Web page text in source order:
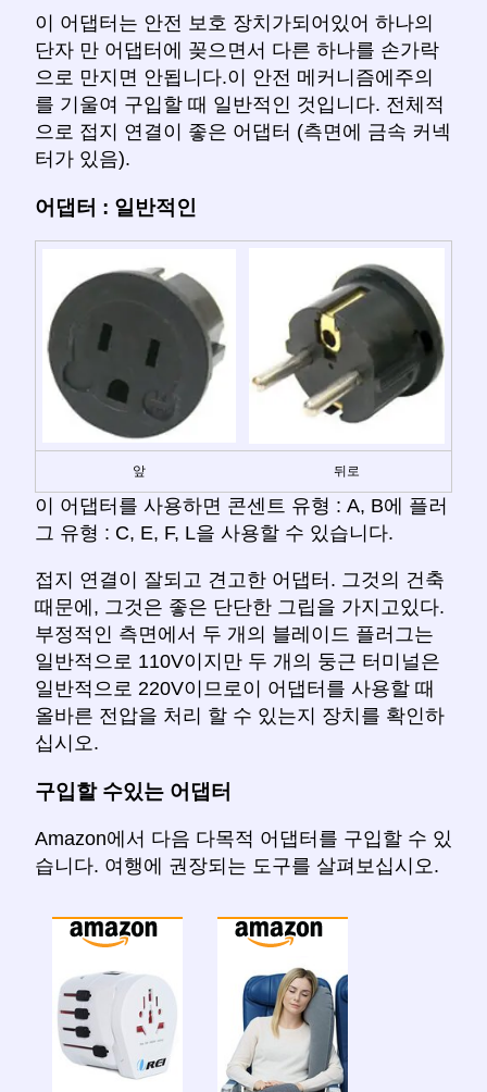
이 어댑터는 안전 보호 장치가되어있어 하나의
단자 만 어댑터에 꽂으면서 다른 하나를 손가락
으로 만지면 안됩니다.이 안전 메커니즘에주의
를 기울여 구입할 때 일반적인 것입니다. 전체적
으로 접지 연결이 좋은 어댑터 (측면에 금속 커넥
터가 있음).
어댑터 : 일반적인
앞 뒤로
이 어댑터를 사용하면 콘센트 유형 : A, B에 플러
그 유형 : C, E, F, L을 사용할 수 있습니다.
접지 연결이 잘되고 견고한 어댑터. 그것의 건축
때문에, 그것은 좋은 단단한 그립을 가지고있다.
부정적인 측면에서 두 개의 블레이드 플러그는
일반적으로 110V이지만 두 개의 둥근 터미널은
일반적으로 220V이므로이 어댑터를 사용할 때
올바른 전압을 처리 할 수 있는지 장치를 확인하
십시오.
구입할 수있는 어댑터
Amazon에서 다음 다목적 어댑터를 구입할 수 있
습니다. 여행에 권장되는 도구를 살펴보십시오.